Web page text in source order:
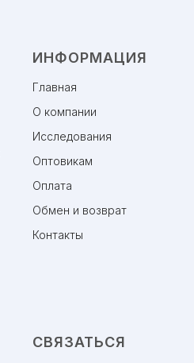
ИНФОРМАЦИЯ
Главная
О компании
Исследования
Оптовикам
Оплата
Обмен и возврат
Контакты
СВЯЗАТЬСЯ